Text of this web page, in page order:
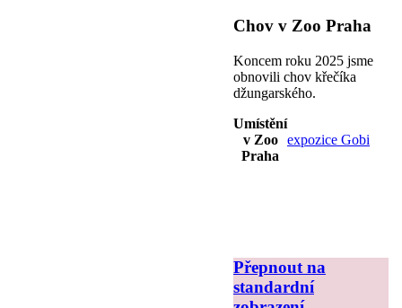
Chov v Zoo Praha
Koncem roku 2025 jsme
obnovili chov křečíka
džungarského.
Umístění
v Zoo
Praha
expozice Gobi
Přepnout na
standardní